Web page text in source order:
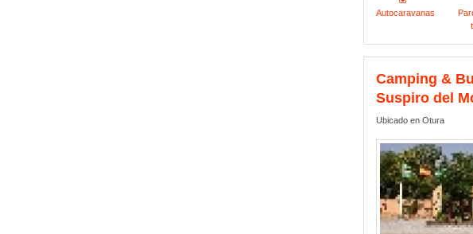
Autocaravanas
Camping &
Suspiro del
Ubicado en Otura